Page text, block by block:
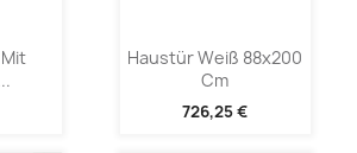
Haustür Weiß 88x200
Cm
726,25 €